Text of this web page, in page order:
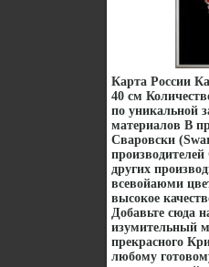
Карта России
40 см
по уникальной
материалов В
Сваровски
других
всевойаюми
высокое
Добавьте сюда
изумительный
прекрасного
любому